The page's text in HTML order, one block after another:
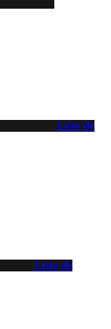
Liste de
Liste de